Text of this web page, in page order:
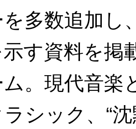
多数追加し
す資料を掲
ム。現代音楽
シック、“